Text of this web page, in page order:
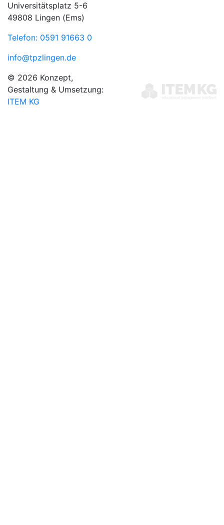
Universitätsplatz 5-6
49808 Lingen (Ems)
Telefon: 0591 91663 0
info@tpzlingen.de
© 2026 Konzept,
Gestaltung & Umsetzung:
ITEM KG